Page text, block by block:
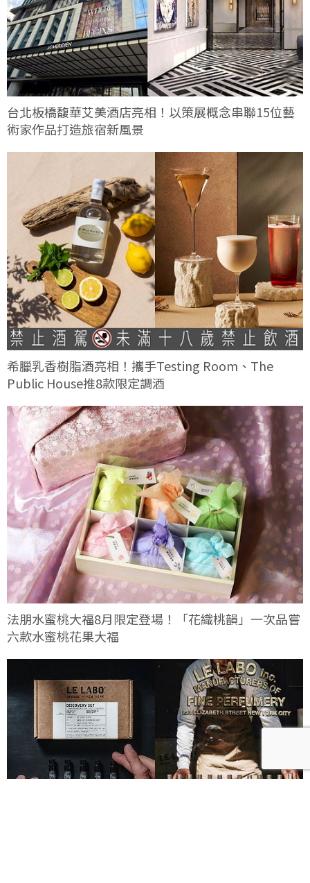
台北板橋馥華艾美酒店亮相！以策展概念串聯15位藝
術家作品打造旅宿新風景
希臘乳香樹脂酒亮相！攜手Testing Room、The
Public House推8款限定調酒
法朋水蜜桃大福8月限定登場！「花織桃韻」一次品嘗
六款水蜜桃花果大福